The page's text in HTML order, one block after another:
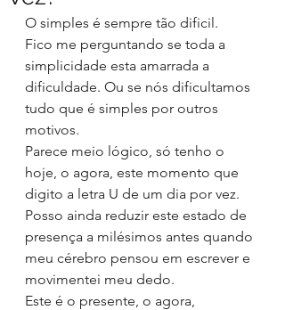
O simples é sempre tão dificil.
Fico me perguntando se toda a
simplicidade esta amarrada a
dificuldade. Ou se nós dificultamos
tudo que é simples por outros
motivos.
Parece meio lógico, só tenho o
hoje, o agora, este momento que
digito a letra U de um dia por vez.
Posso ainda reduzir este estado de
presença a milésimos antes quando
meu cérebro pensou em escrever e
movimentei meu dedo.
Este é o presente, o agora,